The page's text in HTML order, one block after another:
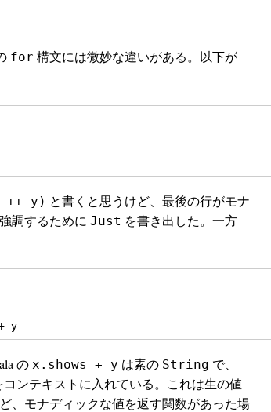
for 構文には微妙な違いがある。以下が
++ y) と書くと思うけど、最後の行がモナ
調するために Just を書き出した。一方
y
の x.shows + y は素の String で、
ンテキストに入れている。これは生の値
、モナディックな値を返す関数があった場